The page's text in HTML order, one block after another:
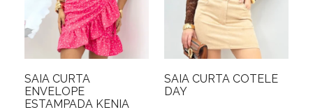
SAIA CURTA
ENVELOPE
ESTAMPADA KENIA
SAIA CURTA COTELÊ
DAY